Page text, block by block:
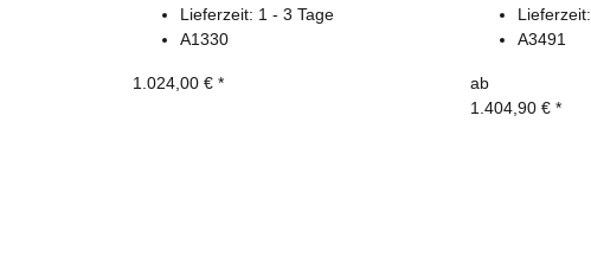
Lieferzeit: 1 - 3 Tage
A1330
1.024,00 € *
Lieferzeit:
A3491
ab
1.404,90 € *